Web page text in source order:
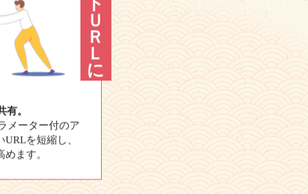
。
メーター付のア
を短縮し、
ます。